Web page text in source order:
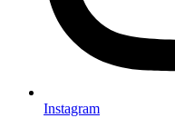
Instagram